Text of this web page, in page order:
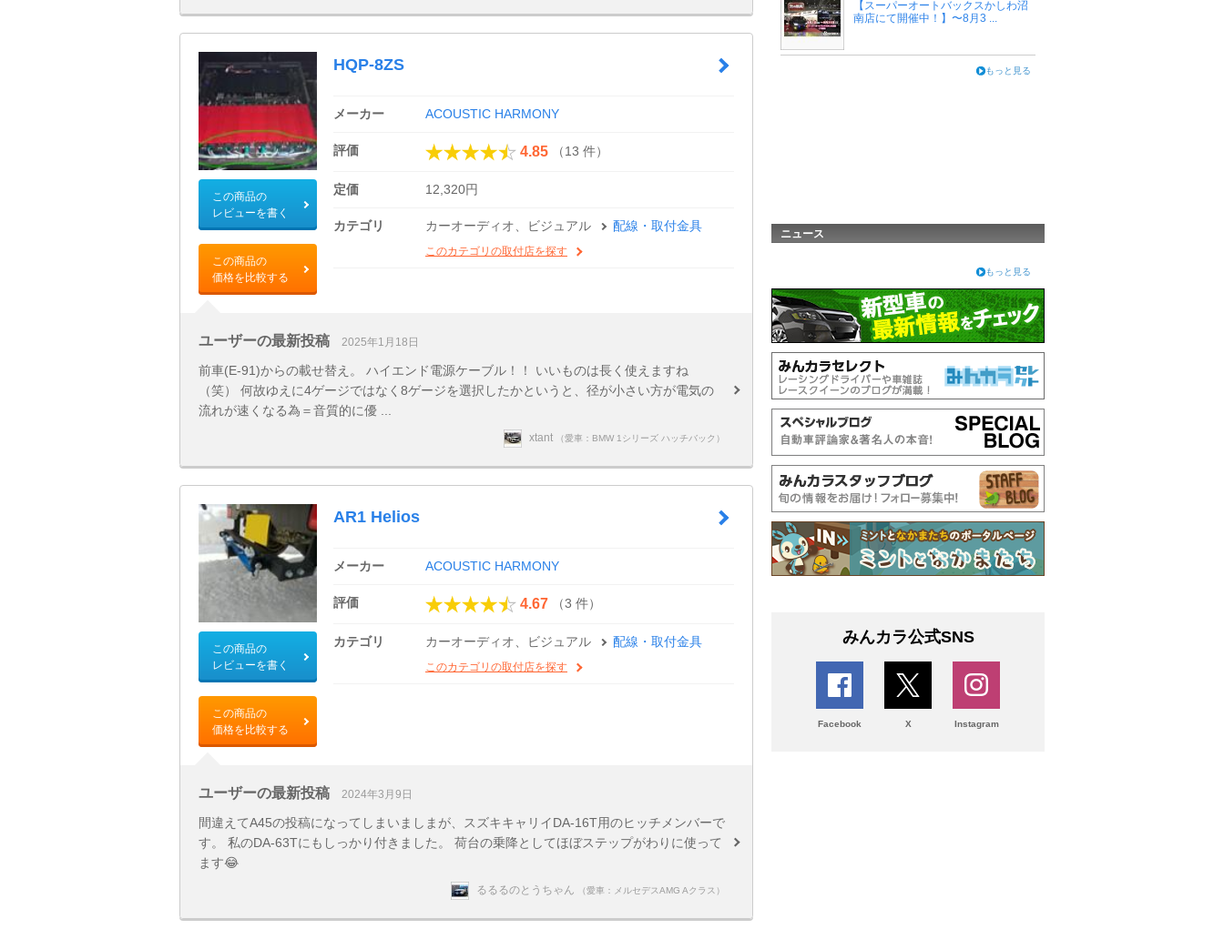
この商品の
レビューを書く
この商品の
価格を比較する
HQP-8ZS
メーカー ACOUSTIC HARMONY
評価 4.85 （13 件）
定価 12,320円
カテゴリ カーオーディオ、ビジュアル 配線・取付金具
このカテゴリの取付店を探す
ユーザーの最新投稿 2025年1月18日
前車(E-91)からの載せ替え。 ハイエンド電源ケーブル！！ いいものは長く使えますね
（笑） 何故ゆえに4ゲージではなく8ゲージを選択したかというと、径が小さい方が電気の
流れが速くなる為＝音質的に優 ...
xtant （愛車：BMW 1シリーズ ハッチバック）
この商品の
レビューを書く
この商品の
価格を比較する
AR1 Helios
メーカー ACOUSTIC HARMONY
評価 4.67 （3 件）
カテゴリ カーオーディオ、ビジュアル 配線・取付金具
このカテゴリの取付店を探す
ユーザーの最新投稿 2024年3月9日
間違えてA45の投稿になってしまいましまが、スズキキャリイDA-16T用のヒッチメンバーで
す。 私のDA-63Tにもしっかり付きました。 荷台の乗降としてほぼステップがわりに使って
ます😂
るるるのとうちゃん （愛車：メルセデスAMG Aクラス）
【スーパーオートバックスかしわ沼
南店にて開催中！】〜8月3 ...
もっと見る
ニュース
もっと見る
みんカラ公式SNS
Facebook X Instagram